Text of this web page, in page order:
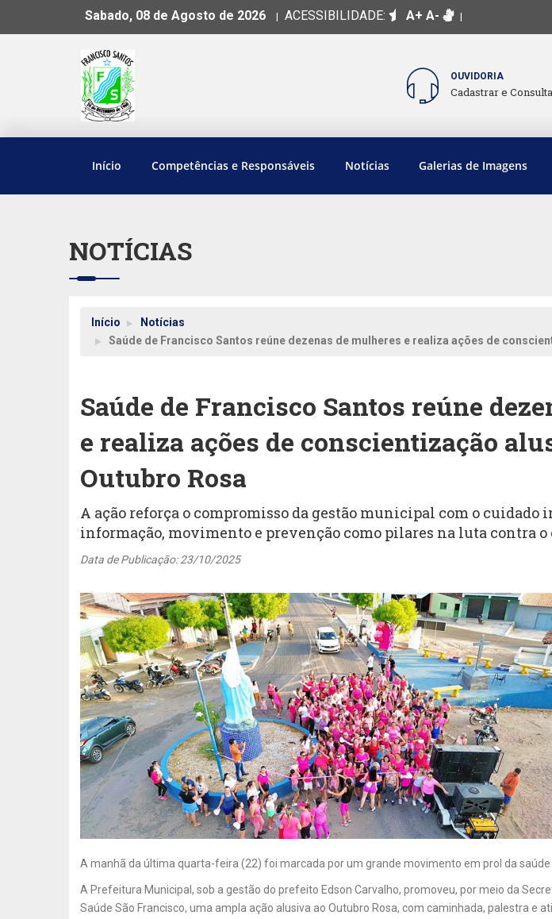
Sabado, 08 de Agosto de 2026 | ACESSIBILIDADE: A+ A- |
OUVIDORIA
Cadastrar e
Início Competências e Responsáveis Notícias Galerias de Imagens
NOTÍCIAS
Início
Notícias
Saúde de Francisco Santos reúne dezenas de mulheres e realiza ações de
Saúde de Francisco Santos reúne
e realiza ações de conscientização
Outubro Rosa
A ação reforça o compromisso da gestão municipal com o
informação, movimento e prevenção como pilares na luta contra o
Data de Publicação: 23/10/2025
A manhã da última quarta-feira (22) foi marcada por um grande movimento em prol da saúde
A Prefeitura Municipal, sob a gestão do prefeito Edson Carvalho, promoveu, por meio da
Saúde São Francisco, uma ampla ação alusiva ao Outubro Rosa, com caminhada, palestra e